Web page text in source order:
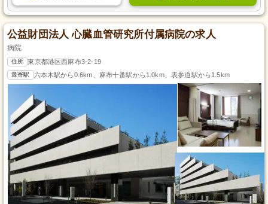
公益財団法人 心臓血管研究所付属病院の求人
病院
住所 東京都港区西麻布3-2-19
最寄駅 六本木駅から0.6km、麻布十番駅から1.0km、表参道駅から1.5km